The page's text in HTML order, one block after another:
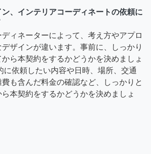
、インテリアコーディネートの依頼に
ィネーターによって、考え方やアプロ
ザインが違います。事前に、しっかり
ら本契約をするかどうかを決めましょ
に依頼したい内容や日時、場所、交通
も含んだ料金の確認など、しっかりと
本契約をするかどうかを決めましょ